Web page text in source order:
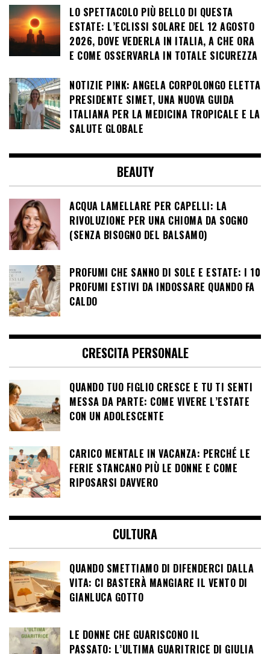
LO SPETTACOLO PIÙ BELLO DI QUESTA
ESTATE: L’ECLISSI SOLARE DEL 12 AGOSTO
2026, DOVE VEDERLA IN ITALIA, A CHE ORA
E COME OSSERVARLA IN TOTALE SICUREZZA
NOTIZIE PINK: ANGELA CORPOLONGO ELETTA
PRESIDENTE SIMET, UNA NUOVA GUIDA
ITALIANA PER LA MEDICINA TROPICALE E LA
SALUTE GLOBALE
BEAUTY
ACQUA LAMELLARE PER CAPELLI: LA
RIVOLUZIONE PER UNA CHIOMA DA SOGNO
(SENZA BISOGNO DEL BALSAMO)
PROFUMI CHE SANNO DI SOLE E ESTATE: I 10
PROFUMI ESTIVI DA INDOSSARE QUANDO FA
CALDO
CRESCITA PERSONALE
QUANDO TUO FIGLIO CRESCE E TU TI SENTI
MESSA DA PARTE: COME VIVERE L’ESTATE
CON UN ADOLESCENTE
CARICO MENTALE IN VACANZA: PERCHÉ LE
FERIE STANCANO PIÙ LE DONNE E COME
RIPOSARSI DAVVERO
CULTURA
QUANDO SMETTIAMO DI DIFENDERCI DALLA
VITA: CI BASTERÀ MANGIARE IL VENTO DI
GIANLUCA GOTTO
LE DONNE CHE GUARISCONO IL
PASSATO: L’ULTIMA GUARITRICE DI GIULIA